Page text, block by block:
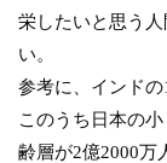
栄したいと思う
い。
参考に、インドの
このうち日本の
齢層が2億2000万